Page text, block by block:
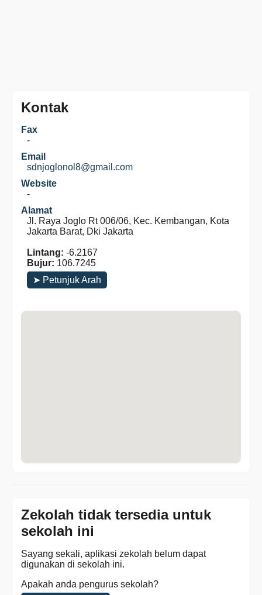
Kontak
Fax
-
Email
sdnjoglonol8@gmail.com
Website
-
Alamat
Jl. Raya Joglo Rt 006/06, Kec. Kembangan, Kota
Jakarta Barat, Dki Jakarta
Lintang: -6.2167
Bujur: 106.7245
➤ Petunjuk Arah
Zekolah tidak tersedia untuk
sekolah ini
Sayang sekali, aplikasi zekolah belum dapat
digunakan di sekolah ini.
Apakah anda pengurus sekolah?